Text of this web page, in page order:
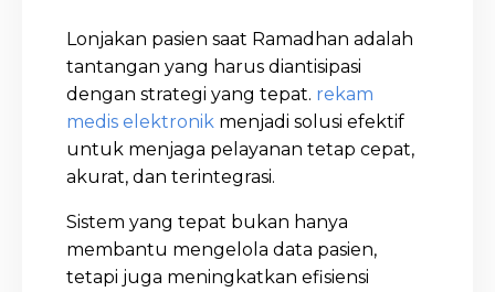
Lonjakan pasien saat Ramadhan adalah
tantangan yang harus diantisipasi
dengan strategi yang tepat. rekam
medis elektronik menjadi solusi efektif
untuk menjaga pelayanan tetap cepat,
akurat, dan terintegrasi.
Sistem yang tepat bukan hanya
membantu mengelola data pasien,
tetapi juga meningkatkan efisiensi